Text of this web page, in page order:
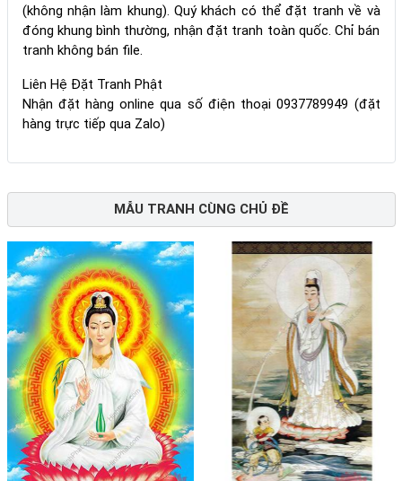
(không nhận làm khung). Quý khách có thể đặt tranh về và
đóng khung bình thường, nhận đặt tranh toàn quốc. Chỉ bán
tranh không bán file.
Liên Hệ Đặt Tranh Phật
Nhận đặt hàng online qua số điện thoại 0937789949 (đặt
hàng trực tiếp qua Zalo)
MẪU TRANH CÙNG CHỦ ĐỀ